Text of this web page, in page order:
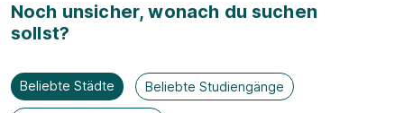
Noch unsicher, wonach du suchen
sollst?
Beliebte Städte Beliebte Studiengänge